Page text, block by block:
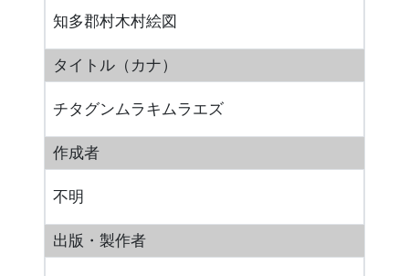
知多郡村木村絵図
タイトル（カナ）
チタグンムラキムラエズ
作成者
不明
出版・製作者